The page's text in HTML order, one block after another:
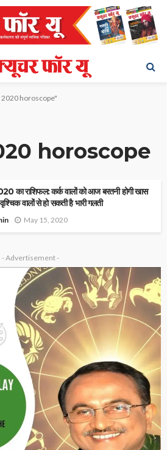
2020 horoscope"
horoscope
का राशिफल: कर्क वालों को आज बरतनी होगी खास
वालों से हो सकती है भारी गलती
May 15, 2020
- Advertisement -